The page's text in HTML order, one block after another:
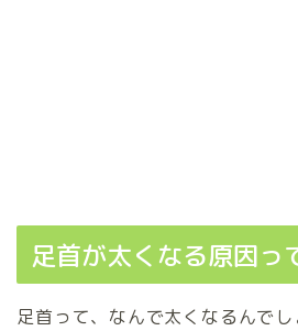
足首が太くなる原因っ
足首って、なんで太くなるんで